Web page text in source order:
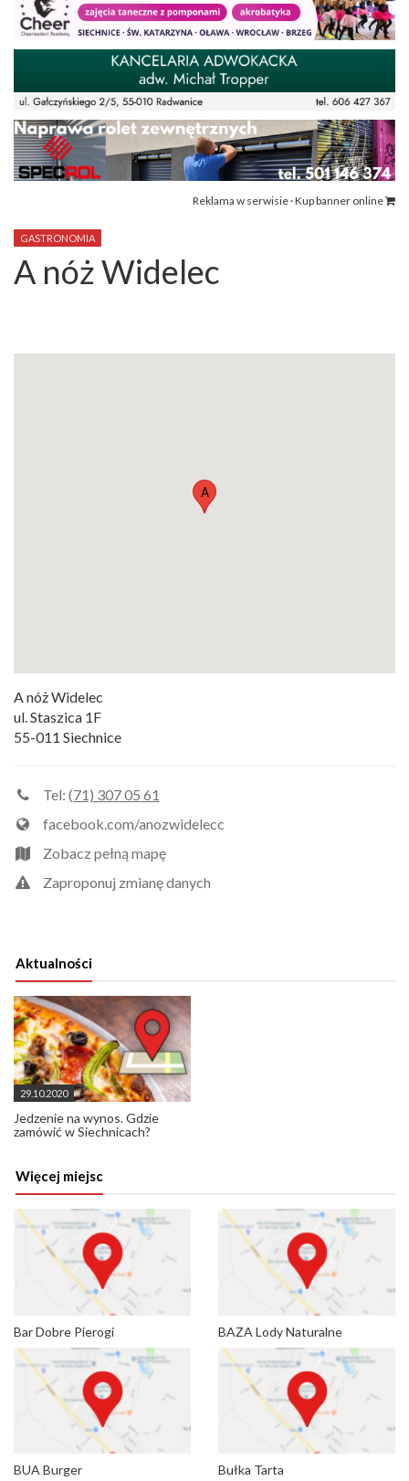
Reklama w serwisie · Kup banner online
GASTRONOMIA
A nóż Widelec
A
A nóż Widelec
ul. Staszica 1F
55-011 Siechnice
Tel: (71) 307 05 61
facebook.com/anozwidelecc
Zobacz pełną mapę
Zaproponuj zmianę danych
Aktualności
29.10.2020
Jedzenie na wynos. Gdzie
zamówić w Siechnicach?
Więcej miejsc
Bar Dobre Pierogi BAZA Lody Naturalne
BUA Burger Bułka Tarta